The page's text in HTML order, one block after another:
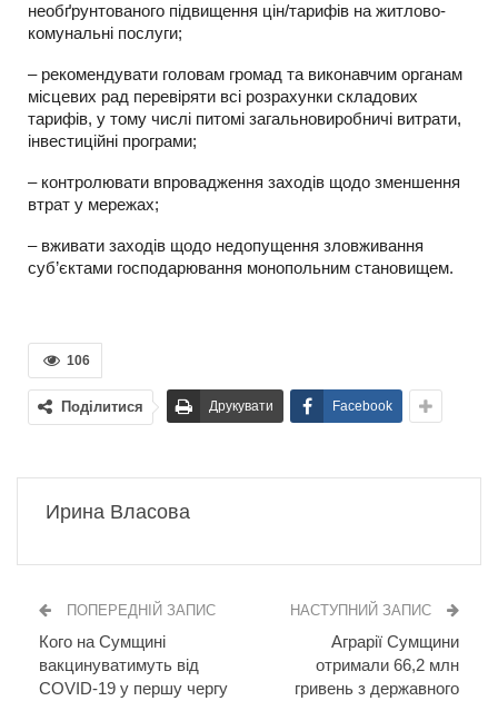
необґрунтованого підвищення цін/тарифів на житлово-
комунальні послуги;
– рекомендувати головам громад та виконавчим органам
місцевих рад перевіряти всі розрахунки складових
тарифів, у тому числі питомі загальновиробничі витрати,
інвестиційні програми;
– контролювати впровадження заходів щодо зменшення
втрат у мережах;
– вживати заходів щодо недопущення зловживання
суб’єктами господарювання монопольним становищем.
106
Поділитися Друкувати Facebook
Ирина Власова
ПОПЕРЕДНІЙ ЗАПИС
Кого на Сумщині
вакцинуватимуть від
COVID-19 у першу чергу
НАСТУПНИЙ ЗАПИС
Аграрії Сумщини
отримали 66,2 млн
гривень з державного